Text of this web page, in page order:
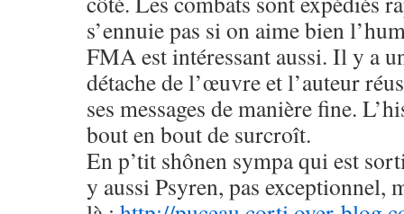
s’ennuie pas si on aime bien
FMA est intéressant aussi. Il y a
détache de l’œuvre et l’auteur
ses messages de manière fine.
bout en bout de surcroît.
En p’tit shônen sympa qui est
y aussi Psyren, pas exceptionnel,